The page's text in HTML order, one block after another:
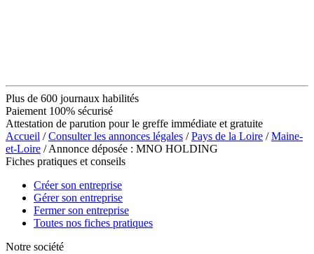
Plus de 600 journaux habilités
Paiement 100% sécurisé
Attestation de parution pour le greffe immédiate et gratuite
Accueil /Consulter les annonces légales /Pays de la Loire /Maine-
et-Loire / Annonce déposée : MNO HOLDING
Fiches pratiques et conseils
Créer son entreprise
Gérer son entreprise
Fermer son entreprise
Toutes nos fiches pratiques
Notre société